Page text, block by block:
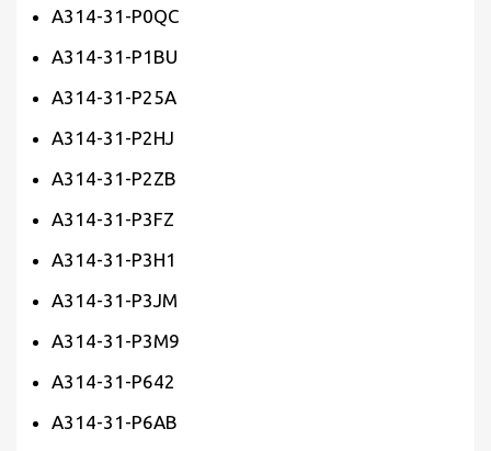
A314-31-P0QC
A314-31-P1BU
A314-31-P25A
A314-31-P2HJ
A314-31-P2ZB
A314-31-P3FZ
A314-31-P3H1
A314-31-P3JM
A314-31-P3M9
A314-31-P642
A314-31-P6AB